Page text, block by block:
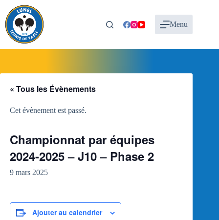
contenu
Menu
« Tous les Évènements
Cet évènement est passé.
Championnat par équipes
2024-2025 – J10 – Phase 2
9 mars 2025
Ajouter au calendrier